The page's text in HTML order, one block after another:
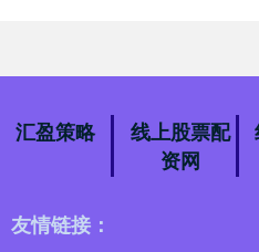
汇盈策略
线上股票配
资网
友情链接：